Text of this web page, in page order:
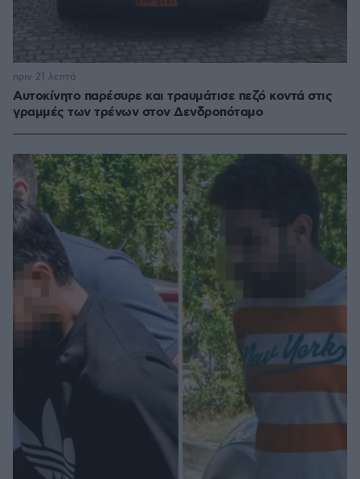
Αυτοκίνητο παρέσυρε και τραυμάτισε πεζό κοντά στις
γραμμές των τρένων στον Δενδροπόταμο
πριν 21 λεπτά